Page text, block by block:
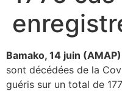
Bamako, 14 juin (AMAP)
sont décédées de la
guéris sur un total de